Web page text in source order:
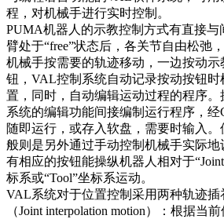
程，对机械手进行实时控制。
PUMA机器人的示教控制方式有直接
臂处于“free”状态后，各关节自由松弛
机械手按需要的轨迹移动，一边按动示
钮，VAL控制系统自动记录按动按钮时
置，同时，自动编辑运动过程的程序
系统的编辑功能间接编制运行程序，经
随即运行，或存入软盘，需要时输入
般则是另外通过手动控制机械手实际
有相应的按钮能操纵机器人相对于
标系或“Tool”坐标系运动。
VAL系统对于位置控制采用两种轨迹
（Joint interpolation motion）：根据当